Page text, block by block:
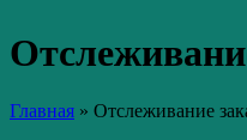
Главная » Отслеживание